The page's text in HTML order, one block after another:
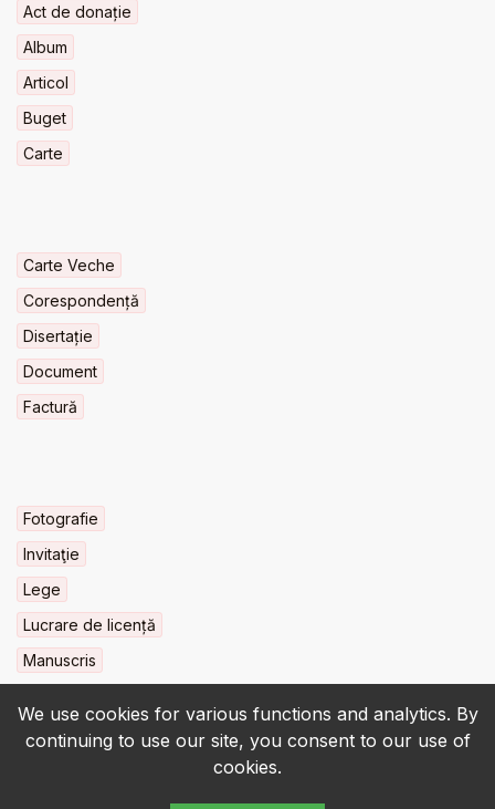
We use cookies for various functions and analytics. By
continuing to use our site, you consent to our use of
cookies.
Act de donație
Album
Articol
Buget
Carte
Carte Veche
Corespondență
Disertație
Document
Factură
Fotografie
Invitaţie
Lege
Lucrare de licență
Manuscris